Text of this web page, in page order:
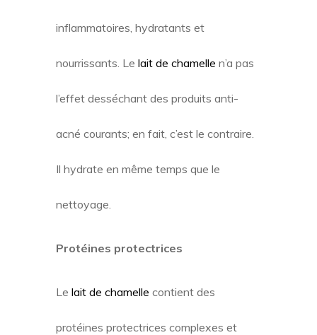
inflammatoires, hydratants et
nourrissants. Le lait de chamelle n’a pas
l’effet desséchant des produits anti-
acné courants; en fait, c’est le contraire.
Il hydrate en même temps que le
nettoyage.
Protéines protectrices
Le lait de chamelle contient des
protéines protectrices complexes et